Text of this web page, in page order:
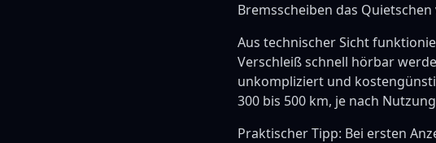
Bremsscheiben das
Aus technischer Sicht
Verschleiß schnell hörbar
unkompliziert und
300 bis 500 km, je nach
Praktischer Tipp: Bei ersten